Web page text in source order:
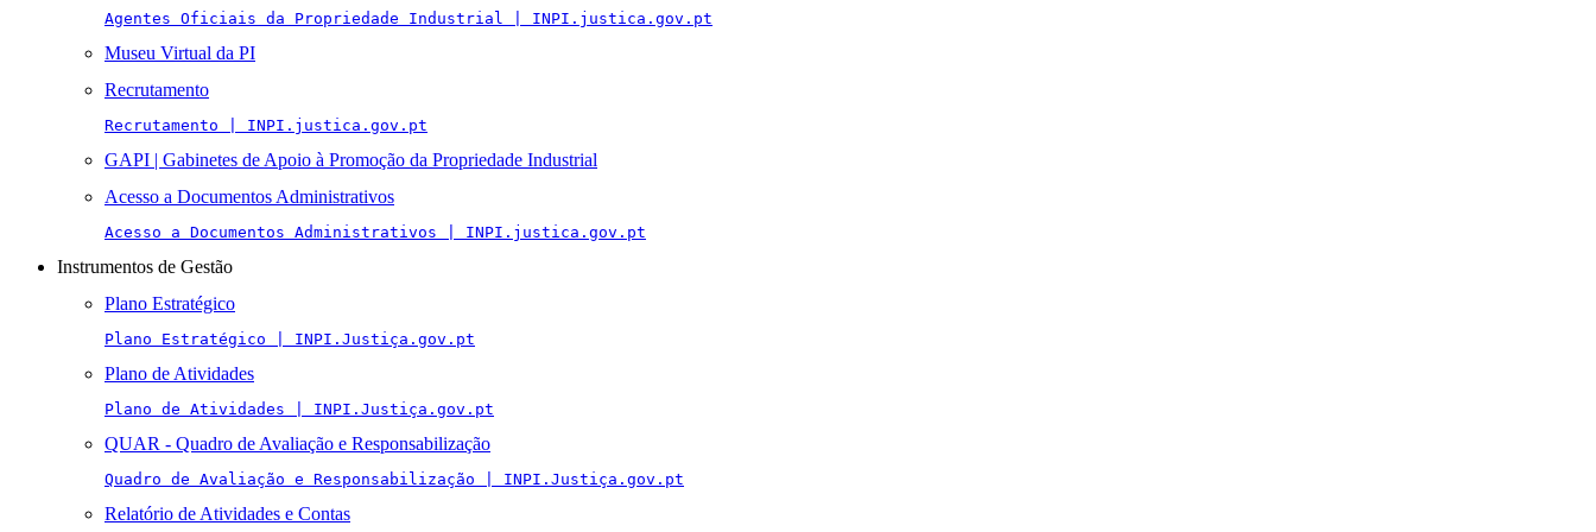
Agentes Oficiais da Propriedade Industrial | INPI.justica.gov.pt
Museu Virtual da PI
Recrutamento
Recrutamento | INPI.justica.gov.pt
GAPI | Gabinetes de Apoio à Promoção da Propriedade Industrial
Acesso a Documentos Administrativos
Acesso a Documentos Administrativos | INPI.justica.gov.pt
Instrumentos de Gestão
Plano Estratégico
Plano Estratégico | INPI.Justiça.gov.pt
Plano de Atividades
Plano de Atividades | INPI.Justiça.gov.pt
QUAR - Quadro de Avaliação e Responsabilização
Quadro de Avaliação e Responsabilização | INPI.Justiça.gov.pt
Relatório de Atividades e Contas